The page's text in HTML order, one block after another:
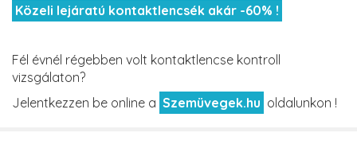
Közeli lejáratú kontaktlencsék akár -60% !
Fél évnél régebben volt kontaktlencse kontroll
vizsgálaton?
Jelentkezzen be online a Szemüvegek.hu oldalunkon !